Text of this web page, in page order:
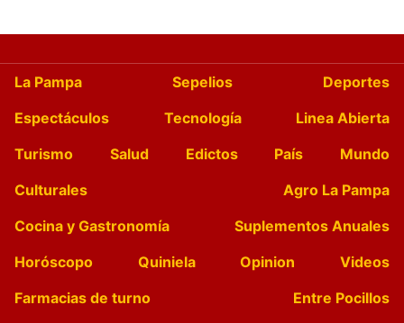
La Pampa Sepelios
Deportes
Espectáculos
Tecnología
Linea Abierta
Turismo
Salud Edictos País
Mundo
Culturales
Agro La Pampa
Cocina y Gastronomía
Suplementos Anuales
Horóscopo
Quiniela Opinion
Videos
Farmacias de turno
Entre Pocillos